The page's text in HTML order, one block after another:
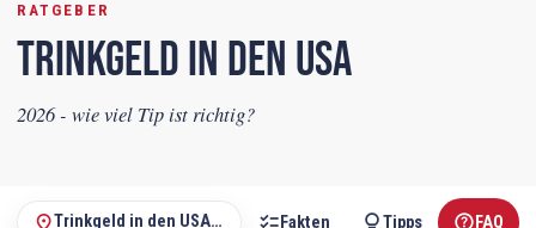
RATGEBER
Trinkgeld in den USA
2026 - wie viel Tip ist richtig?
place Trinkgeld in den USA 2026 - wie viel Tip ist richtig?
radio_button_checkedZusammenfassung checklist Fakten lightbulbTipps help FAQ